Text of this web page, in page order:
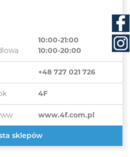
10:00-21:00
10:00-20:00
+48 727 021 726
4F
www.4f.com.pl
sklepów